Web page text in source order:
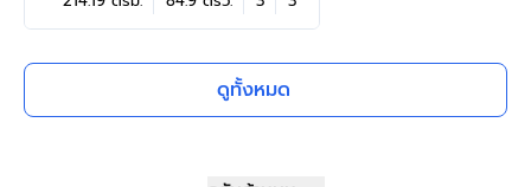
ราชพฤกษ์ ใกล้เซ็นทรัลเวสต์เกต
อิฐ" บนเนื้อที่ 84.9 ตร.ว. พื้นที่
ใช้สอย 214.19 ตร.ม. ฟังก์ชัน 3
ดูทั้งหมด